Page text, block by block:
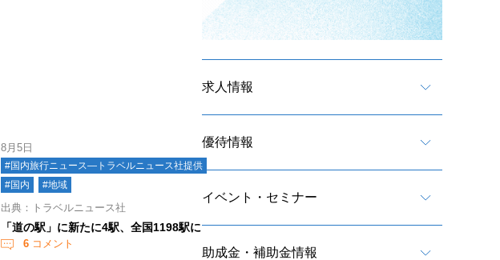
8月5日
#国内旅行ニュース―トラベルニュース社提供
#国内
#地域
出典：トラベルニュース社
「道の駅」に新たに4駅、全国1198駅に
6 コメント
求人情報
優待情報
イベント・セミナー
助成金・補助金情報